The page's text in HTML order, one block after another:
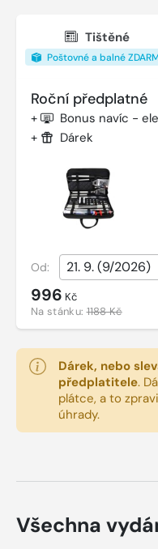
Tištěné
Poštovné a balné
Roční předplatné
+ Bonus navíc -
+ Dárek
Od:
996 Kč
Na stánku:1188 Kč
Dárek, nebo
předplatitele.
plátce, a to
úhrady.
Všechna